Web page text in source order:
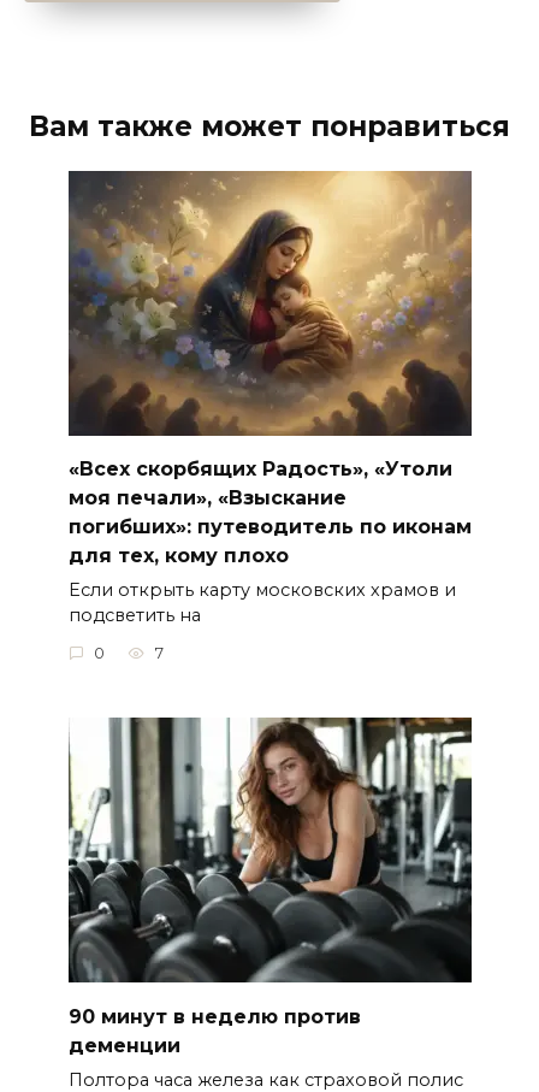
Вам также может понравиться
«Всех скорбящих Радость», «Утоли
моя печали», «Взыскание
погибших»: путеводитель по иконам
для тех, кому плохо
Если открыть карту московских храмов и
подсветить на
0 7
90 минут в неделю против
деменции
Полтора часа железа как страховой полис